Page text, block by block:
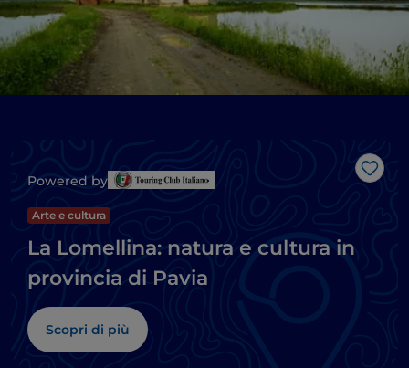
Like
Powered by
Arte e cultura
La Lomellina: natura e cultura in
provincia di Pavia
Scopri di più